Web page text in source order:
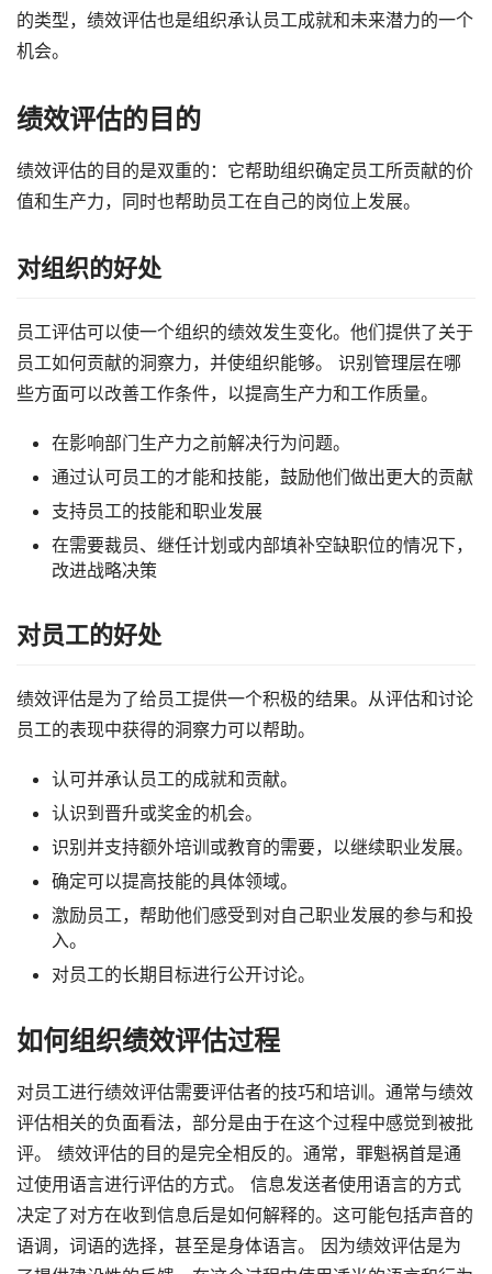
的类型，绩效评估也是组织承认员工成就和未来潜力的一个
机会。
绩效评估的目的
绩效评估的目的是双重的：它帮助组织确定员工所贡献的价
值和生产力，同时也帮助员工在自己的岗位上发展。
对组织的好处
员工评估可以使一个组织的绩效发生变化。他们提供了关于
员工如何贡献的洞察力，并使组织能够。 识别管理层在哪
些方面可以改善工作条件，以提高生产力和工作质量。
在影响部门生产力之前解决行为问题。
通过认可员工的才能和技能，鼓励他们做出更大的贡献
支持员工的技能和职业发展
在需要裁员、继任计划或内部填补空缺职位的情况下，
改进战略决策
对员工的好处
绩效评估是为了给员工提供一个积极的结果。从评估和讨论
员工的表现中获得的洞察力可以帮助。
认可并承认员工的成就和贡献。
认识到晋升或奖金的机会。
识别并支持额外培训或教育的需要，以继续职业发展。
确定可以提高技能的具体领域。
激励员工，帮助他们感受到对自己职业发展的参与和投
入。
对员工的长期目标进行公开讨论。
如何组织绩效评估过程
对员工进行绩效评估需要评估者的技巧和培训。通常与绩效
评估相关的负面看法，部分是由于在这个过程中感觉到被批
评。 绩效评估的目的是完全相反的。通常，罪魁祸首是通
过使用语言进行评估的方式。 信息发送者使用语言的方式
决定了对方在收到信息后是如何解释的。这可能包括声音的
语调，词语的选择，甚至是身体语言。 因为绩效评估是为